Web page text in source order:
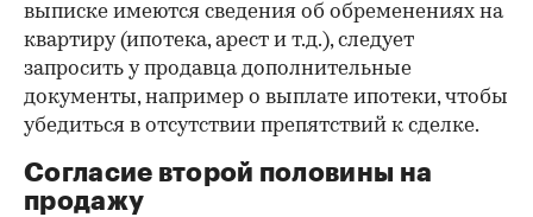
выписке имеются сведения об обременениях на
квартиру (ипотека, арест и т.д.), следует
запросить у продавца дополнительные
документы, например о выплате ипотеки, чтобы
убедиться в отсутствии препятствий к сделке.
Согласие второй половины на
продажу